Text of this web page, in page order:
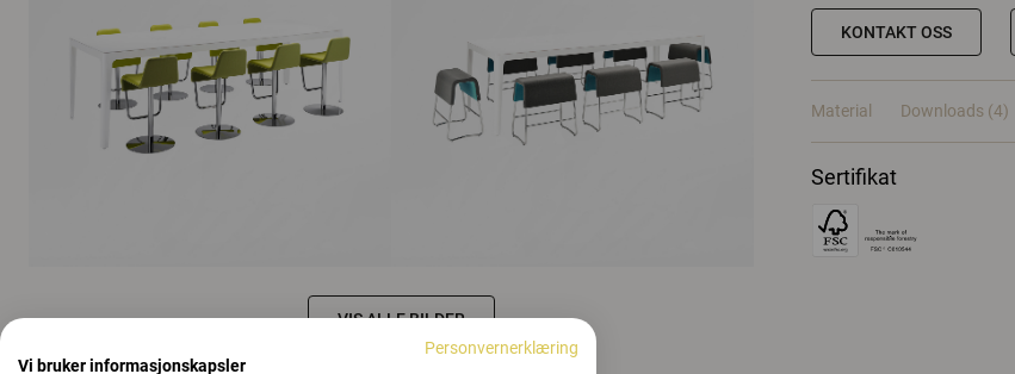
KONTAKT OSS
Material Downloads (4)
Sertifikat
VIS ALLE BILDER
Personvernerklæring
Vi bruker informasjonskapsler